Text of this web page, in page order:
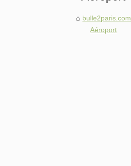
bulle2paris.com
Aéroport